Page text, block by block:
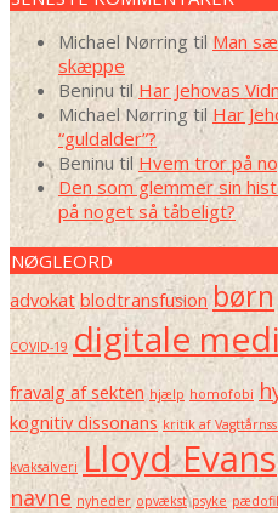
Michael Nørring til Man
skæppe
Beninu til Har Jehovas
Michael Nørring til Har
“guldalder”?
Beninu til Hvem tror på
Den som glemmer sin
på noget så tåbeligt?
NØGLEORD
advokat blodtransfusion børn
COVID-19 digitale
fravalg af sekten hjælp homofobi
kognitiv dissonans kritik af
kvaksalveri Lloyd Evans
navne nyheder opvækst psyke